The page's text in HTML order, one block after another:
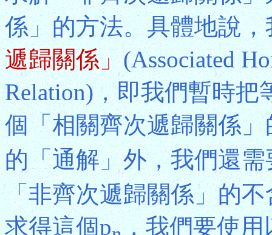
係」的方法。具體地說
遞歸關係」(Associated
Relation)，即我們暫時
個「相關齊次遞歸關係
的「通解」外，我們還
「非齊次遞歸關係」的
求得這個p ，我們要使用